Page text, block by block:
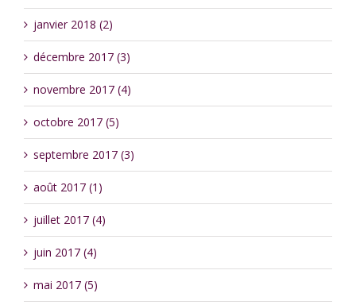
janvier 2018 (2)
décembre 2017 (3)
novembre 2017 (4)
octobre 2017 (5)
septembre 2017 (3)
août 2017 (1)
juillet 2017 (4)
juin 2017 (4)
mai 2017 (5)